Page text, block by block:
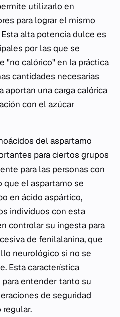
utilizarlo en
para lograr el mismo
alta potencia dulce es
por las que se
"no calórico" en la práctica
cantidades necesarias
aportan una carga calórica
con el azúcar
del aspartamo
para ciertos grupos
para las personas con
que el aspartamo se
en ácido aspártico,
individuos con esta
controlar su ingesta para
de fenilalanina, que
neurológico si no se
Esta característica
entender tanto su
de seguridad